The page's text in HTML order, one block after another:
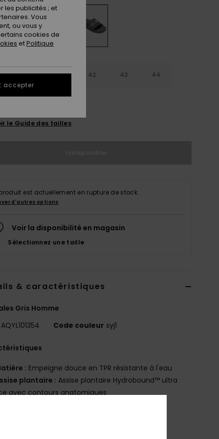
40 41 42 43 44
46 47
le Guide des tailles
est actuellement en rupture de stock.
d'autres options
Voir la disponibilité en magasin
Sélectionnez une taille
& caractéristiques
Gris Homme
AQYL101354 Code couleur syj1
: Empeigne douce en TPR résistante à l'eau
plantaire : Assise plantaire Hydrobound™ ultra
avec contours anatomiques
les publicités ; et
Vous
ou vous y
cookies de
etPolitique
accepter